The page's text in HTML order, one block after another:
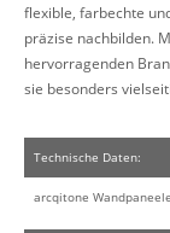
flexible, farbechte
präzise nachbilden.
hervorragenden
sie besonders
Technische Daten:
arcqitone Wandpaneele